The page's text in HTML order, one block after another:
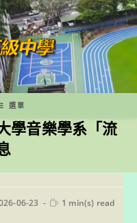
選單
學音樂學系「流
06-23
Reading
1 min(s) read